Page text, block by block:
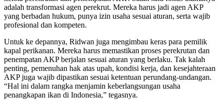
adalah transformasi agen perekrut. Mereka harus jadi agen AKP
yang berbadan hukum, punya izin usaha sesuai aturan, serta wajib
profesional dan kompeten.
Untuk ke depannya, Ridwan juga mengimbau keras para pemilik
kapal perikanan. Mereka harus memastikan proses perekrutan dan
penempatan AKP berjalan sesuai aturan yang berlaku. Tak kalah
penting, pemenuhan hak atas upah, kondisi kerja, dan kesejahteraan
AKP juga wajib dipastikan sesuai ketentuan perundang-undangan.
“Hal ini dalam rangka menjamin keberlangsungan usaha
penangkapan ikan di Indonesia,” tegasnya.